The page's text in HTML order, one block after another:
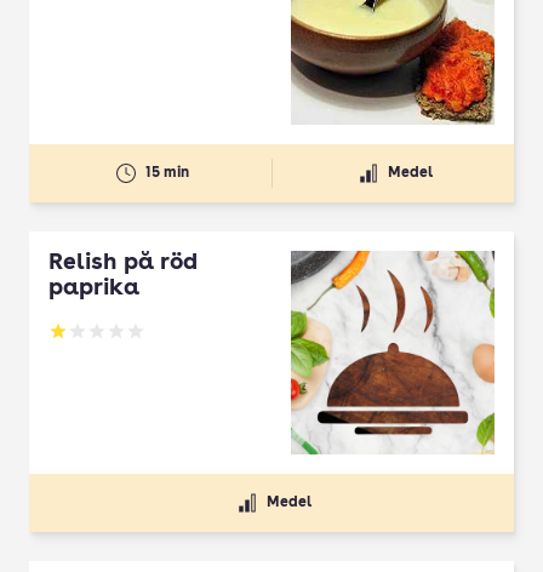
15 min Medel
Relish på röd
paprika
Betyg: 1 av 5
Medel